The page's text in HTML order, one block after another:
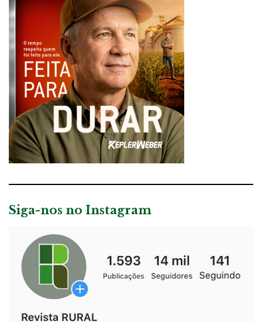
Siga-nos no Instagram